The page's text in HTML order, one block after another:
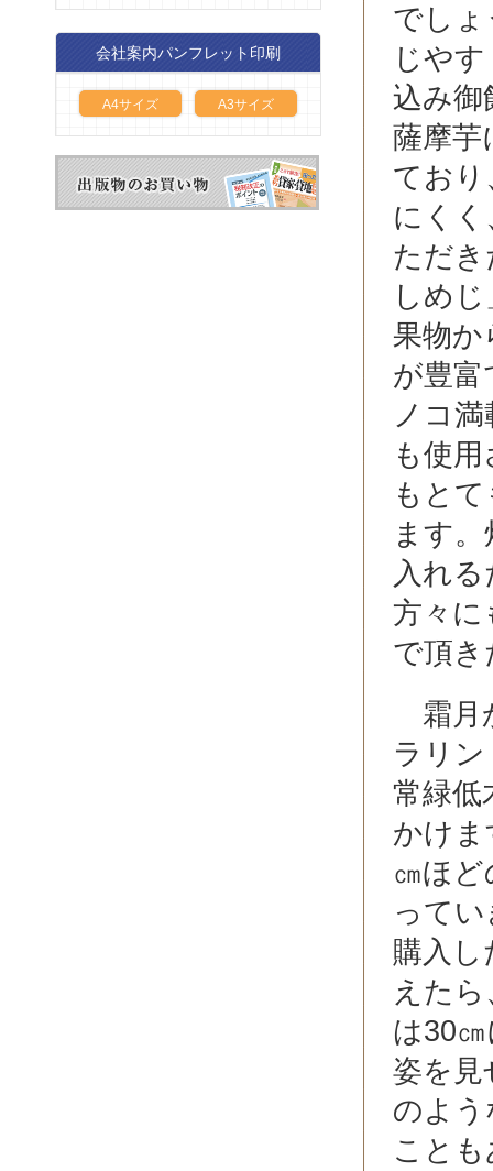
会社案内パンフレット印刷
A4サイズ A3サイズ
でし
じや
込み御
薩摩芋
てお
にく
ただ
しめ
果物か
が豊
ノコ
も使
もと
ます
入れ
方々に
で頂き
霜月
ラリ
常緑低
かけ
㎝ほ
って
購入し
えた
は30
姿を見
のよ
こと